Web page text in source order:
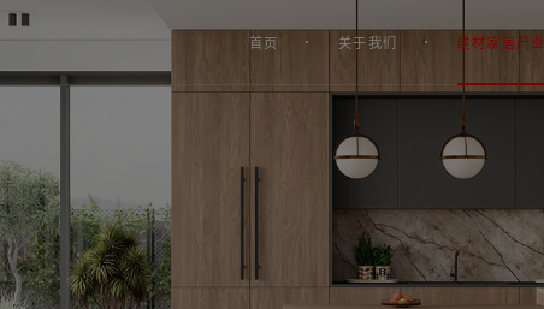
首页 关于我们 建材家居产业